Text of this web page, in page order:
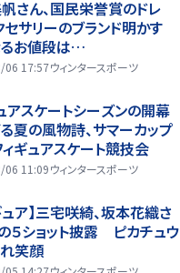
さん、国民栄誉賞のドレ
セサリーのブランド明かす
お値段は…
06 17:57ウィンタースポーツ
アスケートシーズンの開幕
夏の風物詩、サマーカップ
ギュアスケート競技会
06 11:09ウィンタースポーツ
ュア】三宅咲綺、坂本花織さ
５ショット披露 ピカチュウ
笑顔